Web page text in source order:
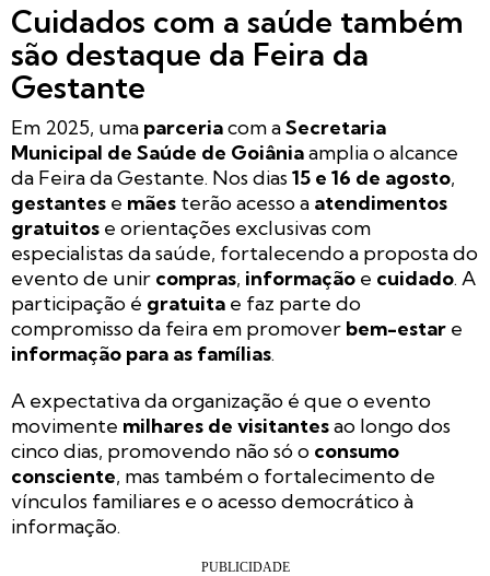
Cuidados com a saúde também
são destaque da Feira da
Gestante
Em 2025, uma parceriacom aSecretaria
Municipal de Saúde de Goiâniaamplia o alcance
da Feira da Gestante. Nos dias15 e 16 de agosto,
gestantes e mães terão acesso a atendimentos
gratuitos e orientações exclusivas com
especialistas da saúde, fortalecendo a proposta do
evento de unir compras, informação e cuidado. A
participação é gratuita e faz parte do
compromisso da feira em promover bem-estar e
informação para as famílias.
A expectativa da organização é que o evento
movimente milhares de visitantesao longo dos
cinco dias, promovendo não só o consumo
consciente, mas também o fortalecimento de
vínculos familiares e o acesso democrático à
informação.